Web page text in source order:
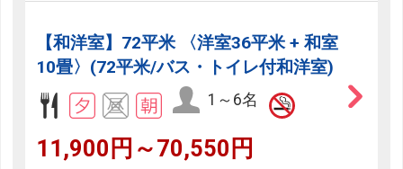
【和洋室】72平米 〈洋室36平米 + 和室
10畳〉(72平米/バス・トイレ付和洋室)
1～6名
11,900円～70,550円